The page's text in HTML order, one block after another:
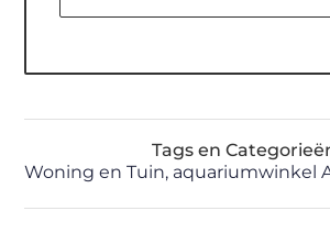
Tags en
Woning en Tuin, aquariumwinkel